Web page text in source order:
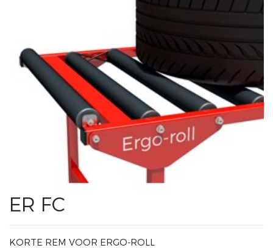
ER FC
KORTE REM VOOR ERGO-ROLL